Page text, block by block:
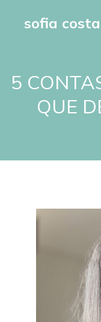
sofia
5
QUE